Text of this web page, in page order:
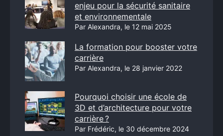
enjeu pour la sécurité sanitaire
et environnementale
Par Alexandra, le 12 mai 2025
La formation pour booster votre
carrière
Par Alexandra, le 28 janvier 2022
Pourquoi choisir une école de
3D et d’architecture pour votre
carrière ?
Par Frédéric, le 30 décembre 2024